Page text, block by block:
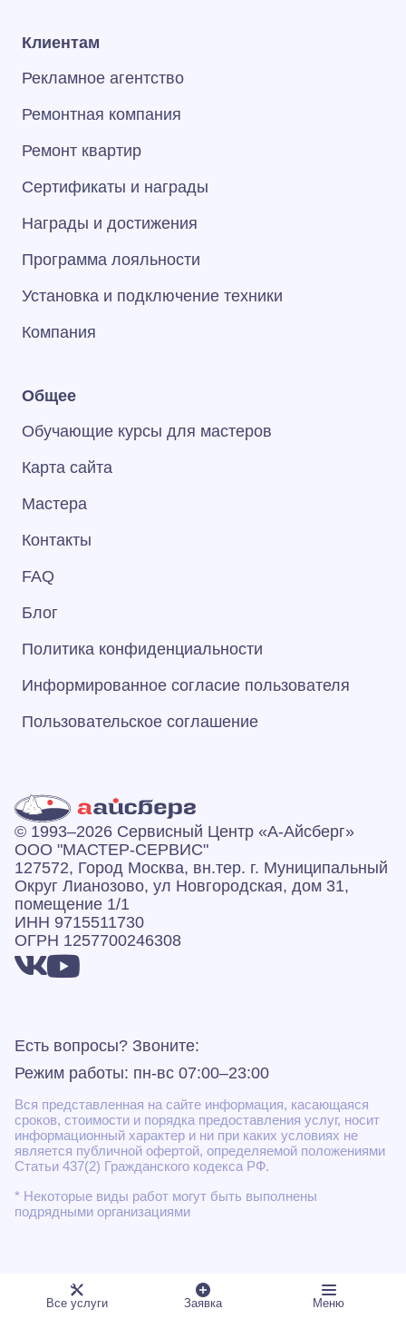
Клиентам
Рекламное агентство
Ремонтная компания
Ремонт квартир
Сертификаты и награды
Награды и достижения
Программа лояльности
Установка и подключение техники
Компания
Общее
Обучающие курсы для мастеров
Карта сайта
Мастера
Контакты
FAQ
Блог
Политика конфиденциальности
Информированное согласие пользователя
Пользовательское соглашение
© 1993–2026 Сервисный Центр «А‑Айсберг»
ООО "МАСТЕР-СЕРВИС"
127572, Город Москва, вн.тер. г. Муниципальный
Округ Лианозово, ул Новгородская, дом 31,
помещение 1/1
ИНН 9715511730
ОГРН 1257700246308
Есть вопросы? Звоните:
Режим работы: пн-вс 07:00–23:00
Вся представленная на сайте информация, касающаяся
сроков, стоимости и порядка предоставления услуг, носит
информационный характер и ни при каких условиях не
является публичной офертой, определяемой положениями
Статьи 437(2) Гражданского кодекса РФ.
* Некоторые виды работ могут быть выполнены
подрядными организациями
Все услуги Заявка Меню